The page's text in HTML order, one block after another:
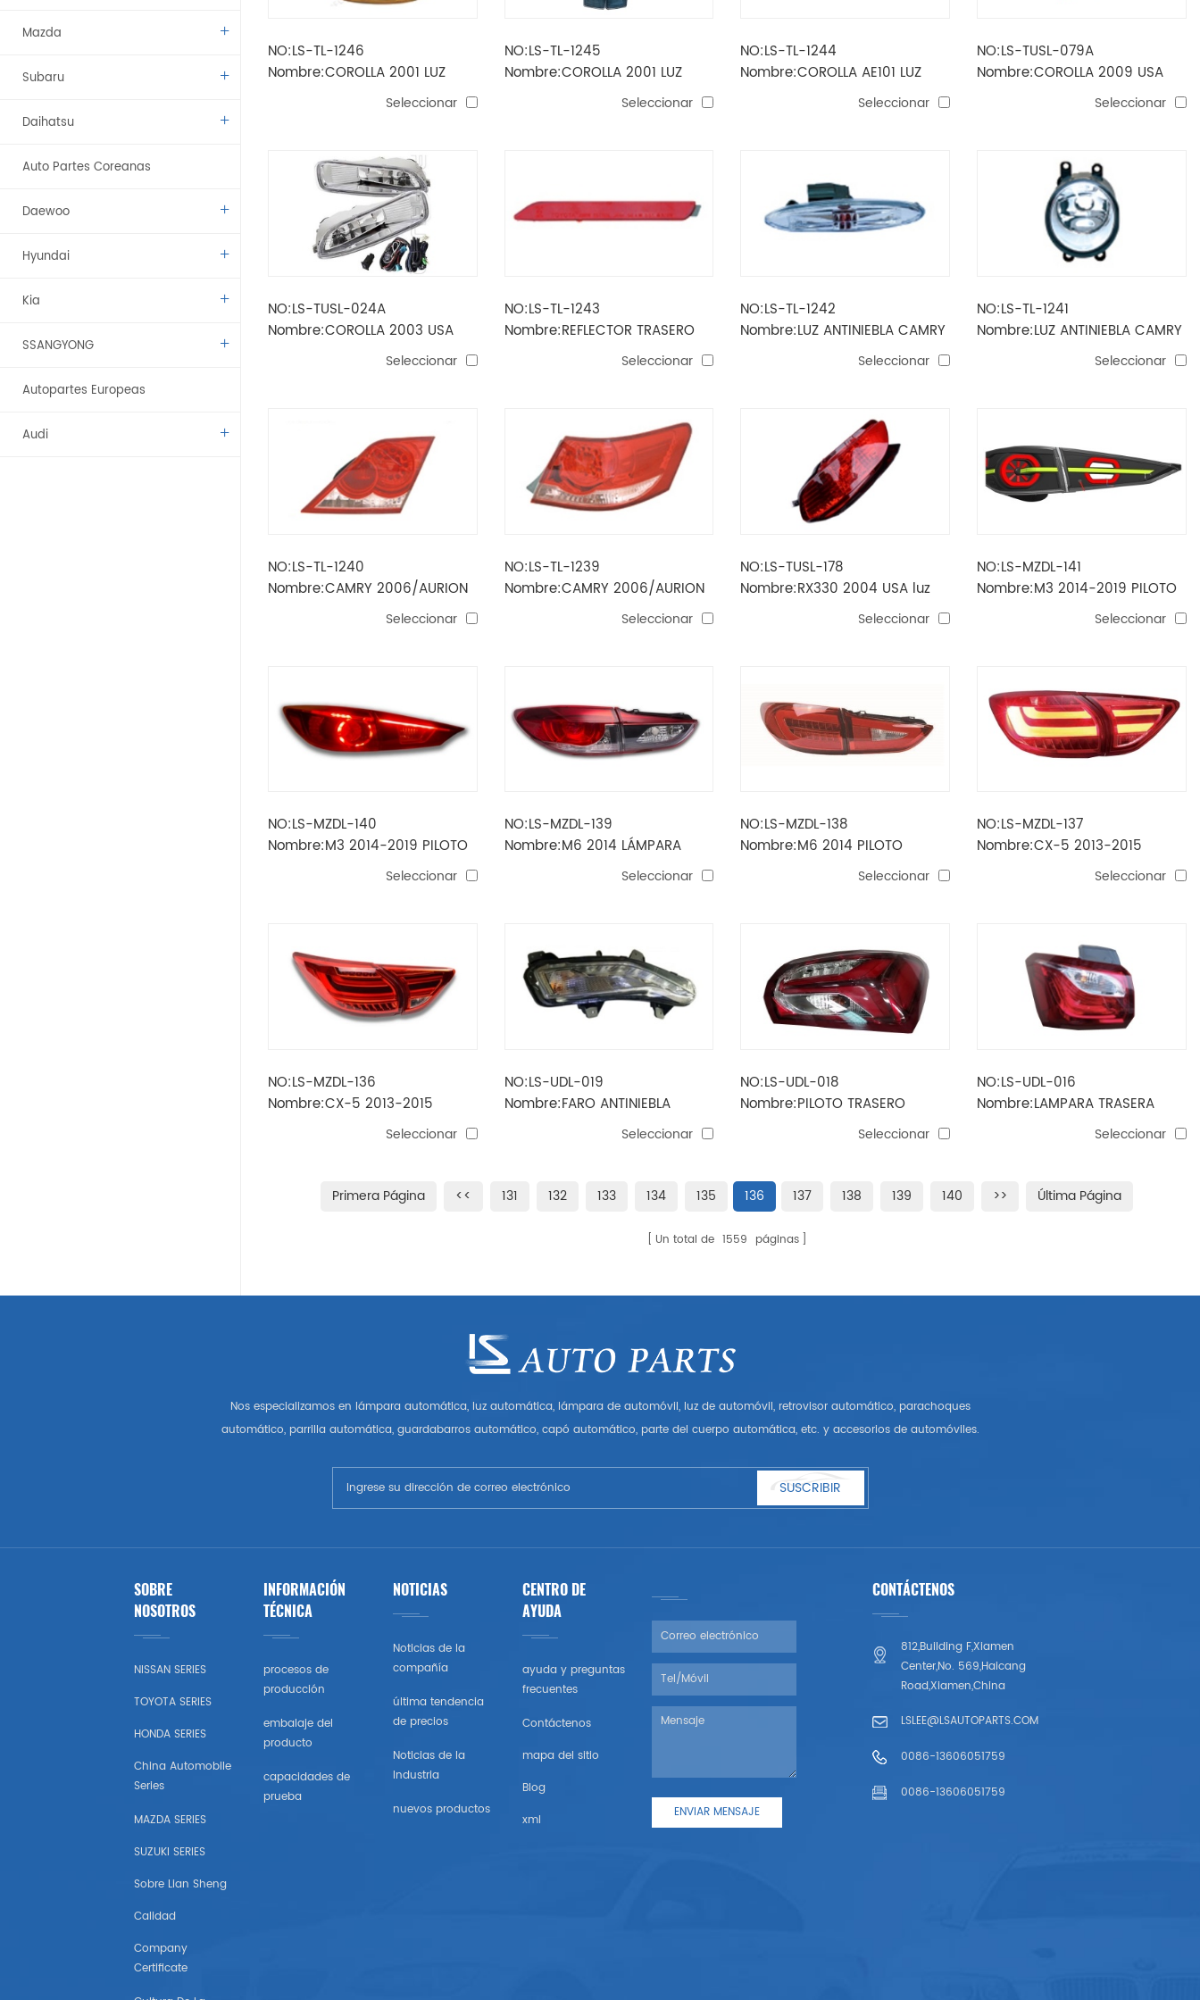
Mazda
Subaru
Daihatsu
Auto Partes Coreanas
Daewoo
Hyundai
Kia
SSANGYONG
Autopartes Europeas
Audi
Nissan (estados Unidos)
Mitsubishi (estados Unidos)
Chrysler Estados Unidos
NO:LS-TL-1246
Nombre:COROLLA 2001 LUZ
ANTINIEBLA AMARILLASeleccionar
NO:LS-TL-1245
Nombre:COROLLA 2001 LUZ
Seleccionar
NO:LS-TL-1244
Nombre:COROLLA AE101 LUZ
Seleccionar
NO:LS-TUSL-079A
Nombre:COROLLA 2009 USA
KIT DE LUCES ANTINIEBLA
Seleccionar
NO:LS-TUSL-024A
Nombre:COROLLA 2003 USA
JUEGO DE LUCES ANTINIEBLA
Seleccionar
NO:LS-TL-1243
Nombre:REFLECTOR TRASERO
CAMRY 2006/AURION 2007
Seleccionar
NO:LS-TL-1242
Nombre:LUZ ANTINIEBLA CAMRY
2006/AURION 2007Seleccionar
NO:LS-TL-1241
Nombre:LUZ ANTINIEBLA CAMRY
2006/AURION 2007Seleccionar
NO:LS-TL-1240
Nombre:CAMRY 2006/AURION
2007 LÁMPARA TRASERASeleccionar
NO:LS-TL-1239
Nombre:CAMRY 2006/AURION
2007 LUZ TRASERA LEDSeleccionar
NO:LS-TUSL-178
Nombre:RX330 2004 USA luz
antiniebla traseraSeleccionar
NO:LS-MZDL-141
Nombre:M3 2014-2019 PILOTO
TRASERO MODELO 2Seleccionar
NO:LS-MZDL-140
Nombre:M3 2014-2019 PILOTO
TRASERO MODELO 1Seleccionar
NO:LS-MZDL-139
Nombre:M6 2014 LÁMPARA
TRASERA MODELO2Seleccionar
NO:LS-MZDL-138
Nombre:M6 2014 PILOTO
TRASERO MODELO 1Seleccionar
NO:LS-MZDL-137
Nombre:CX-5 2013-2015
LÁMPARA TRASERA LED MODELO
Seleccionar
NO:LS-MZDL-136
Nombre:CX-5 2013-2015
LÁMPARA TRASERA LED MODELO
Seleccionar
NO:LS-UDL-019
Nombre:FARO ANTINIEBLA
Seleccionar
NO:LS-UDL-018
Nombre:PILOTO TRASERO
Seleccionar
NO:LS-UDL-016
Nombre:LAMPARA TRASERA
Seleccionar
Primera Página << 131 132 133 134 135 136 137 138 139 140 >> Última Página
Un total de 1559 páginas
Nos especializamos en lámpara automática, luz automática, lámpara de automóvil, luz de automóvil, retrovisor automático, parachoques
automático, parrilla automática, guardabarros automático, capó automático, parte del cuerpo automática, etc. y accesorios de automóviles.
SUSCRIBIR
SOBRE
NOSOTROS
NISSAN SERIES
TOYOTA SERIES
HONDA SERIES
China Automobile
Series
MAZDA SERIES
SUZUKI SERIES
Sobre Lian Sheng
Calidad
Company
Certificate
INFORMACIÓN
TÉCNICA
procesos de
producción
embalaje del
producto
capacidades de
prueba
NOTICIAS
Noticias de la
compañía
última tendencia
de precios
Noticias de la
Industria
nuevos productos
CENTRO DE
AYUDA
ayuda y preguntas
frecuentes
Contáctenos
mapa del sitio
Blog
xml
CONTÁCTENOS
812,Building F,Xiamen
Center,No. 569,Haicang
Road,Xiamen,China
LSLEE@LSAUTOPARTS.COM
0086-13606051759
0086-13606051759